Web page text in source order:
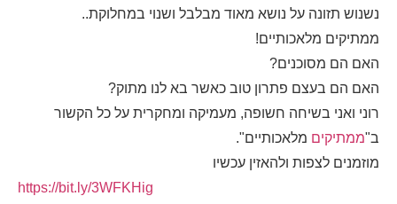
נשנוש תזונה על נושא מאוד מבלבל ושנוי במחלוקת..
ממתיקים מלאכותיים!
האם הם מסוכנים?
האם הם בעצם פתרון טוב כאשר בא לנו מתוק?
רוני ואני בשיחה חשופה, מעמיקה ומחקרית על כל הקשור
ב"ממתיקים מלאכותיים".
מוזמנים לצפות ולהאזין עכשיו
https://bit.ly/3WFKHig